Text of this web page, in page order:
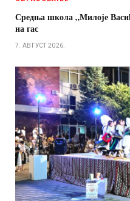
Средња школа „Милоје
на гас
7. АВГУСТ 2026.